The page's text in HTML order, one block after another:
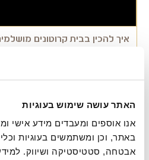
האתר עושה שימוש בעוגיות
איך להכין בבית קרוטונים
מצרכים 5 פרוסות לחם חצי כפית
כפית טימין יבש מלח ופלפל לפי הטעם
פרמז'ן של תנובה אופן הכנה מכניסים
הלחם עם שמן זית, פפריקה מתוקה, שום
אירוח מתכונים
אירוח,בראנץ',לחם,סלט